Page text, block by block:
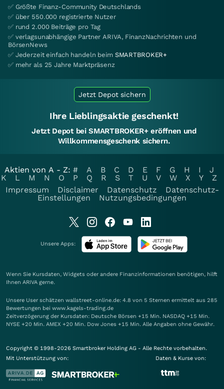
✅ Größte Finanz-Community Deutschlands
✅ über 550.000 registrierte Nutzer
✅ rund 2.000 Beiträge pro Tag
✅ verlagsunabhängige Partner ARIVA, FinanzNachrichten und
BörsenNews
✅ Jederzeit einfach handeln beim SMARTBROKER+
✅ mehr als 25 Jahre Marktpräsenz
Jetzt Depot sichern
Ihre Lieblingsaktie geschenkt!
Jetzt Depot bei SMARTBROKER+ eröffnen und
Willkommensgeschenk sichern.
Aktien von A - Z: # A B C D E F G H I
J
K
L M N O P Q R S T U V W X Y
Z
Impressum
Disclaimer Datenschutz
Datenschutz-
Einstellungen
Nutzungsbedingungen
Unsere Apps:
Wenn Sie Kursdaten, Widgets oder andere Finanzinformationen benötigen, hilft
Ihnen ARIVA gerne.
Unsere User schätzen wallstreet-online.de: 4.8 von 5 Sternen ermittelt aus 285
Bewertungen bei www.kagels-trading.de
Zeitverzögerung der Kursdaten: Deutsche Börsen +15 Min. NASDAQ +15 Min.
NYSE +20 Min. AMEX +20 Min. Dow Jones +15 Min. Alle Angaben ohne Gewähr.
Copyright © 1998-2026 Smartbroker Holding AG - Alle Rechte vorbehalten.
Mit Unterstützung von:
Daten & Kurse von: